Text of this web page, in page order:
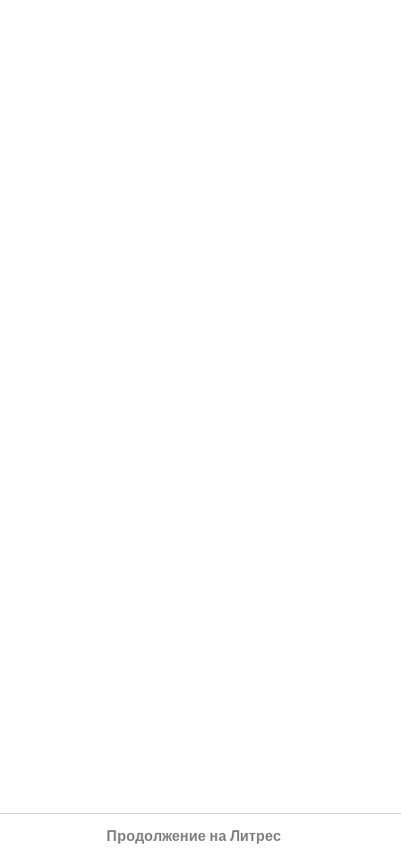
Продолжение на Литрес